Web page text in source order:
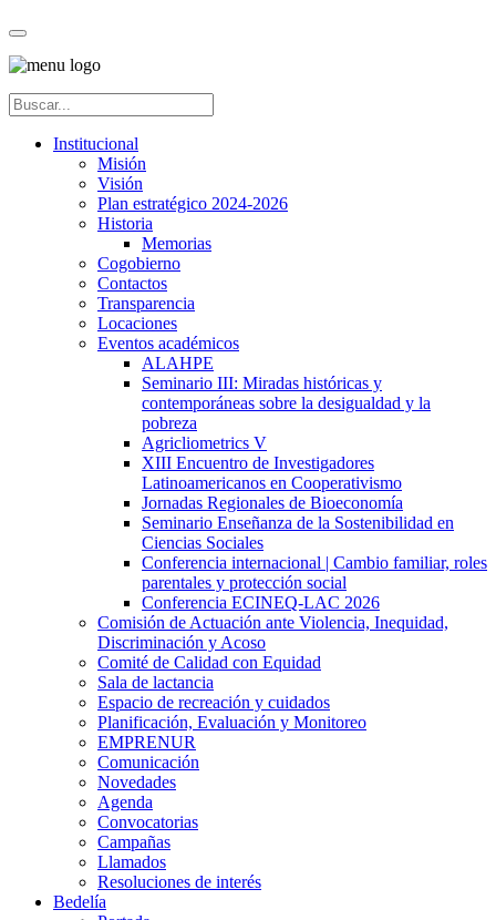
Institucional
Misión
Visión
Plan estratégico 2024-2026
Historia
Memorias
Cogobierno
Contactos
Transparencia
Locaciones
Eventos académicos
ALAHPE
Seminario III: Miradas históricas y
contemporáneas sobre la desigualdad y la
pobreza
Agricliometrics V
XIII Encuentro de Investigadores
Latinoamericanos en Cooperativismo
Jornadas Regionales de Bioeconomía
Seminario Enseñanza de la Sostenibilidad en
Ciencias Sociales
Conferencia internacional | Cambio familiar, roles
parentales y protección social
Conferencia ECINEQ-LAC 2026
Comisión de Actuación ante Violencia, Inequidad,
Discriminación y Acoso
Comité de Calidad con Equidad
Sala de lactancia
Espacio de recreación y cuidados
Planificación, Evaluación y Monitoreo
EMPRENUR
Comunicación
Novedades
Agenda
Convocatorias
Campañas
Llamados
Resoluciones de interés
Bedelía